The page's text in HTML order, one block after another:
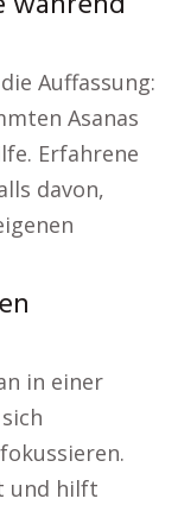
Auffassung:
Asanas
Erfahrene
davon,
in einer
und hilft